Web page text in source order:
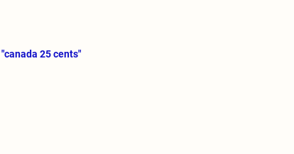
"canada 25 cents"